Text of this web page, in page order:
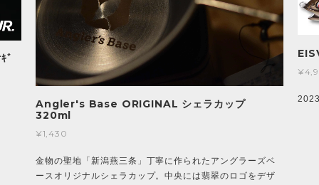
ﾞ
Angler's Base ORIGINAL シェラカップ
320ml
¥1,430
金物の聖地「新潟燕三条」丁寧に作られたアングラーズベ
ースオリジナルシェラカップ。中央には翡翠のロゴをデザ